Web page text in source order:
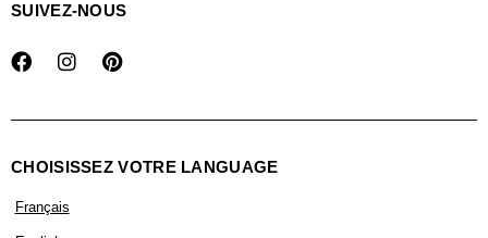
SUIVEZ-NOUS
CHOISISSEZ VOTRE LANGUAGE
Français